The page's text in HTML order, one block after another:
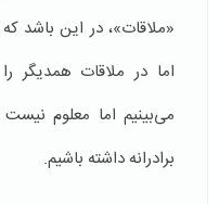
«ملاقات»، در این باشد
اما در ملاقات همدیگر
می‌بینیم اما معلوم
برادرانه داشته باشیم.